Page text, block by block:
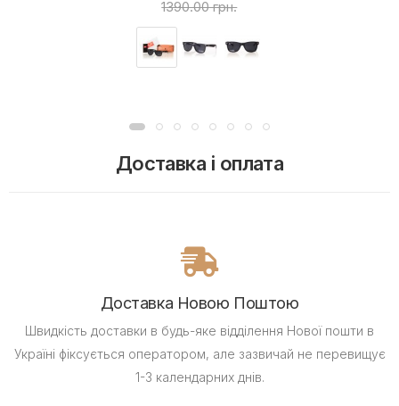
1390.00 грн.
Доставка і оплата
Доставка Новою Поштою
Швидкість доставки в будь-яке відділення Нової пошти в
Україні фіксується оператором, але зазвичай не перевищує
1-3 календарних днів.